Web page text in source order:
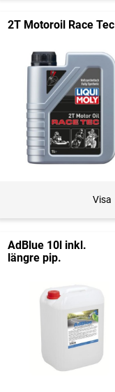
2T Motoroil Race Tec
Visa
AdBlue 10l inkl.
längre pip.